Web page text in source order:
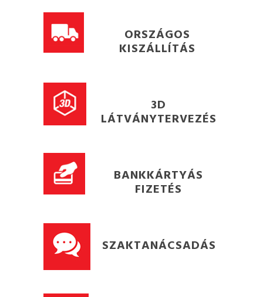
ORSZÁGOS
KISZÁLLÍTÁS
3D
LÁTVÁNYTERVEZÉS
BANKKÁRTYÁS
FIZETÉS
SZAKTANÁCSADÁS